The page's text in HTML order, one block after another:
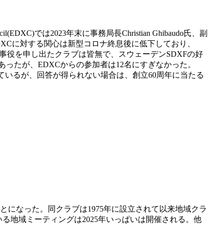
では2023年末に事務局長Christian Ghibaudo氏、副
に対する関心は新型コロナ終息後に低下しており、
役を申し出たクラブは皆無で、スウェーデンSDXFの好
たが、EDXCからの参加者は12名にすぎなかった。
るが、回答が得られない場合は、創立60周年に当たる
になった。同クラブは1975年に設立されて以来地域クラ
地域ミーティングは2025年いっぱいは開催される。他